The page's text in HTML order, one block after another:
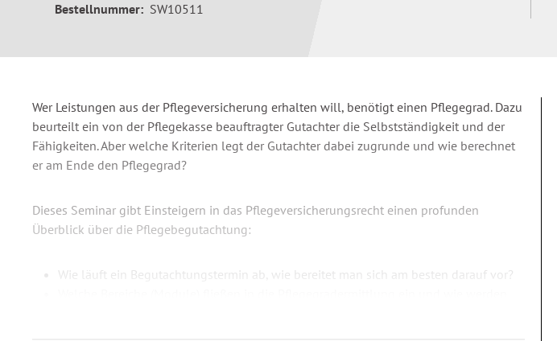
Bestellnummer: SW10511
Wer Leistungen aus der Pflegeversicherung erhalten will, benötigt einen Pflegegrad. Dazu
beurteilt ein von der Pflegekasse beauftragter Gutachter die Selbstständigkeit und der
Fähigkeiten. Aber welche Kriterien legt der Gutachter dabei zugrunde und wie berechnet
er am Ende den Pflegegrad?
Dieses Seminar gibt Einsteigern in das Pflegeversicherungsrecht einen profunden
Überblick über die Pflegebegutachtung:
Wie läuft ein Begutachtungstermin ab, wie bereitet man sich am besten darauf vor?